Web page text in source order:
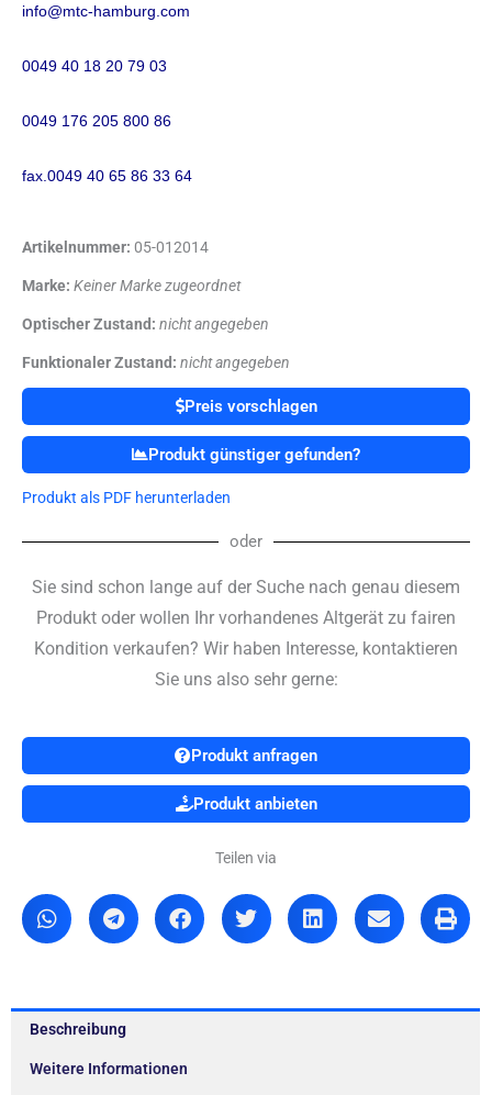
info@mtc-hamburg.com
0049 40 18 20 79 03
0049 176 205 800 86
fax.0049 40 65 86 33 64
Artikelnummer: 05-012014
Marke: Keiner Marke zugeordnet
Optischer Zustand: nicht angegeben
Funktionaler Zustand: nicht angegeben
Preis vorschlagen
Produkt günstiger gefunden?
Produkt als PDF herunterladen
oder
Sie sind schon lange auf der Suche nach genau diesem
Produkt oder wollen Ihr vorhandenes Altgerät zu fairen
Kondition verkaufen? Wir haben Interesse, kontaktieren
Sie uns also sehr gerne:
Produkt anfragen
Produkt anbieten
Teilen via
Beschreibung
Weitere Informationen